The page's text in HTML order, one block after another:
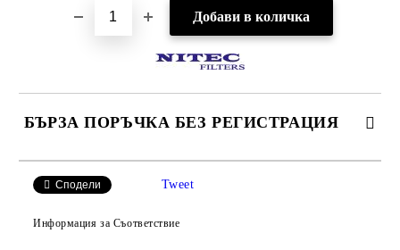
БЪРЗА ПОРЪЧКА БЕЗ РЕГИСТРАЦИЯ
Сподели Tweet
Информация за Съответствие